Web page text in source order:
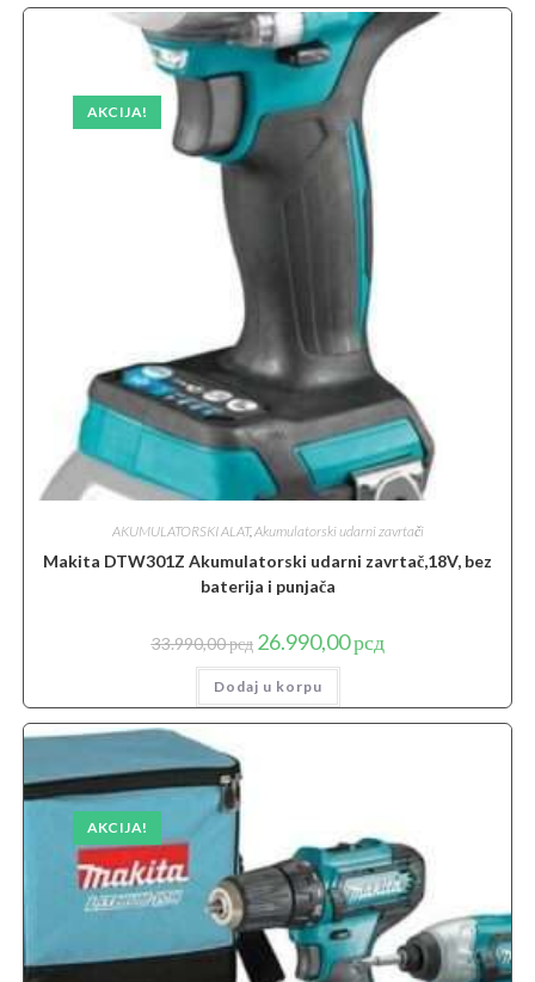
AKCIJA!
AKUMULATORSKI ALAT,Akumulatorski udarni zavrtači
Makita DTW301Z Akumulatorski udarni zavrtač,18V, bez
baterija i punjača
33.990,00рсд Originalna
cena
je
bila:
33.990,00 рсд.
26.990,00рсдTrenutna
cena
Dodaj u korpu
AKCIJA!